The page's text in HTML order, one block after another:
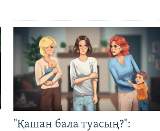
"Қашан бала туасың?":